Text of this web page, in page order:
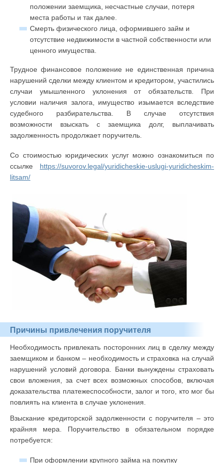
положении заемщика, несчастные случаи, потеря
места работы и так далее.
Смерть физического лица, оформившего займ и
отсутствие недвижимости в частной собственности или
ценного имущества.
Трудное финансовое положение не единственная причина
нарушений сделки между клиентом и кредитором, участились
случаи умышленного уклонения от обязательств. При
условии наличия залога, имущество изымается вследствие
судебного разбирательства. В случае отсутствия
возможности взыскать с заемщика долг, выплачивать
задолженность продолжает поручитель.
Со стоимостью юридических услуг можно ознакомиться по
ссылке https://suvorov.legal/yuridicheskie-uslugi-yuridicheskim-
litsam/
Причины привлечения поручителя
Необходимость привлекать посторонних лиц в сделку между
заемщиком и банком – необходимость и страховка на случай
нарушений условий договора. Банки вынуждены страховать
свои вложения, за счет всех возможных способов, включая
доказательства платежеспособности, залог и того, кто мог бы
повлиять на клиента в случае уклонения.
Взыскание кредиторской задолженности с поручителя – это
крайняя мера. Поручительство в обязательном порядке
потребуется:
При оформлении крупного займа на покупку